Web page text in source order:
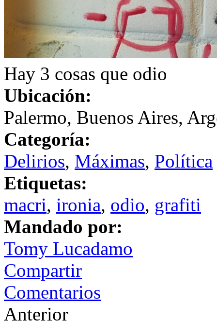
Hay 3 cosas que odio
Ubicación:
Palermo, Buenos Aires,
Categoría:
Delirios, Máximas, Política
Etiquetas:
macri, ironia, odio, grafiti
Mandado por:
Tomy Lucadamo
Compartir
Comentarios
Anterior